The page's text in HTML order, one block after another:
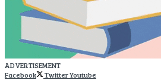
ADVERTISEMENT
Facebook
TwitterYoutube